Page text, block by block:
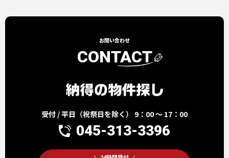
お問い合わせ
CONTACT
受付 / 平日（祝祭日を除く） 9：00 ～ 17：00
045-313-3396